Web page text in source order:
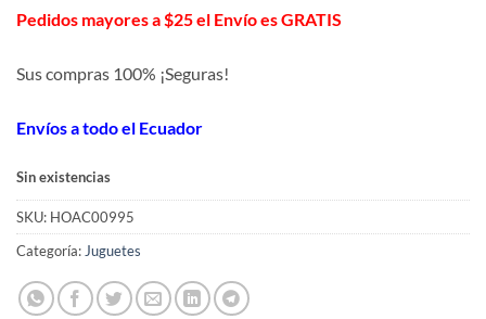
Pedidos mayores a $25 el Envío es GRATIS
Sus compras 100% ¡Seguras!
Envíos a todo el Ecuador
Sin existencias
SKU: HOAC00995
Categoría: Juguetes